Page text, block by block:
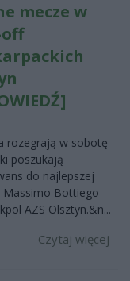
mecze w
rozegrają w sobotę
poszukają
do najlepszej
Massimo Bottiego
AZS Olsztyn.&n...
Czytaj więcej